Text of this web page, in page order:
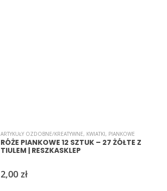
ARTYKUŁY OZDOBNE/KREATYWNE, KWIATKI, PIANKOWE
RÓŻE PIANKOWE 12 SZTUK – 27 ŻÓŁTE Z
TIULEM | RESZKASKLEP
2,00 zł